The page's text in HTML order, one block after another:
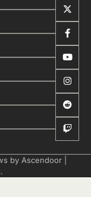
by Ascendoor
.